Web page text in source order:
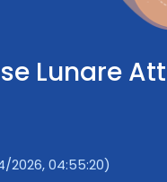
Lunare
04:55:20)